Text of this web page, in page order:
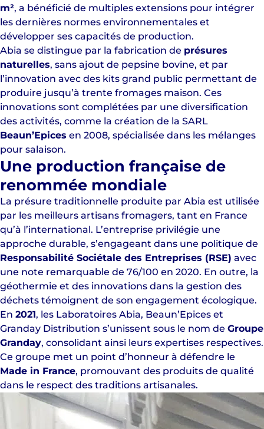
m², a bénéficié de multiples extensions pour intégrer
les dernières normes environnementales et
développer ses capacités de production.
Abia se distingue par la fabrication de présures
naturelles, sans ajout de pepsine bovine, et par
l’innovation avec des kits grand public permettant de
produire jusqu’à trente fromages maison. Ces
innovations sont complétées par une diversification
des activités, comme la création de la SARL
Beaun’Epices en 2008, spécialisée dans les mélanges
pour salaison.
Une production française de
renommée mondiale
La présure traditionnelle produite par Abia est utilisée
par les meilleurs artisans fromagers, tant en France
qu’à l’international. L’entreprise privilégie une
approche durable, s’engageant dans une politique de
Responsabilité Sociétale des Entreprises (RSE) avec
une note remarquable de 76/100 en 2020. En outre, la
géothermie et des innovations dans la gestion des
déchets témoignent de son engagement écologique.
En 2021, les Laboratoires Abia, Beaun’Epices et
Granday Distribution s’unissent sous le nom de Groupe
Granday, consolidant ainsi leurs expertises respectives.
Ce groupe met un point d’honneur à défendre le
Made in France, promouvant des produits de qualité
dans le respect des traditions artisanales.